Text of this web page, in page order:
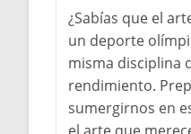
¿Sabías que el
un deporte
misma disciplina
rendimiento.
sumergirnos en